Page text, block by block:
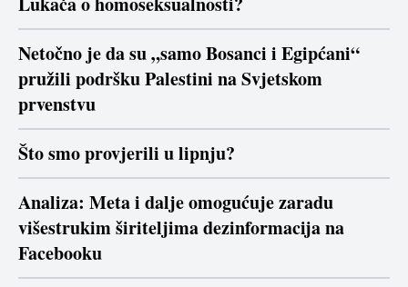
Netočno je da su „samo Bosanci i Egipćani“
pružili podršku Palestini na Svjetskom
prvenstvu
Što smo provjerili u lipnju?
Analiza: Meta i dalje omogućuje zaradu
višestrukim širiteljima dezinformacija na
Facebooku